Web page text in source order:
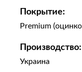
Покрытие:
Premium
Производство:
Украина